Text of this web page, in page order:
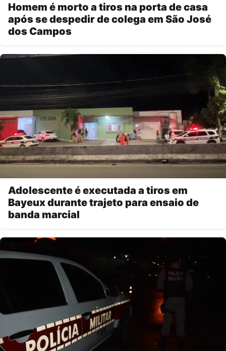
Homem é morto a tiros na porta de casa
após se despedir de colega em São José
dos Campos
Adolescente é executada a tiros em
Bayeux durante trajeto para ensaio de
banda marcial